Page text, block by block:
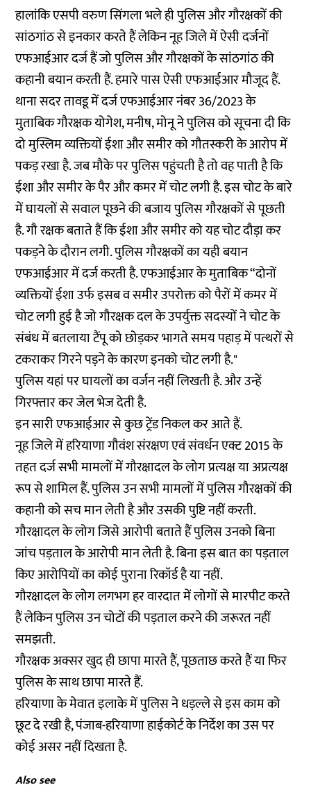
हालांकि एसपी वरुण सिंगला भले ही पुलिस और गौरक्षकों की
सांठगांठ से इनकार करते हैं लेकिन नूह जिले में ऐसी दर्जनों
एफआईआर दर्ज हैं जो पुलिस और गौरक्षकों के सांठगांठ की
कहानी बयान करती हैं. हमारे पास ऐसी एफआईआर मौजूद हैं.
थाना सदर तावडू में दर्ज एफआईआर नंबर 36/2023 के
मुताबिक गौरक्षक योगेश, मनीष, मोनू ने पुलिस को सूचना दी कि
दो मुस्लिम व्यक्तियों ईशा और समीर को गौतस्करी के आरोप में
पकड़ रखा है. जब मौके पर पुलिस पहुंचती है तो वह पाती है कि
ईशा और समीर के पैर और कमर में चोट लगी है. इस चोट के बारे
में घायलों से सवाल पूछने की बजाय पुलिस गौरक्षकों से पूछती
है. गौ रक्षक बताते हैं कि ईशा और समीर को यह चोट दौड़ा कर
पकड़ने के दौरान लगी. पुलिस गौरक्षकों का यही बयान
एफआईआर में दर्ज करती है. एफआईआर के मुताबिक “दोनों
व्यक्तियों ईशा उर्फ इसब व समीर उपरोक्त को पैरों में कमर में
चोट लगी हुई है जो गौरक्षक दल के उपर्युक्त सदस्यों ने चोट के
संबंध में बतलाया टैंपू को छोड़कर भागते समय पहाड़ में पत्थरों से
टकराकर गिरने पड़ने के कारण इनको चोट लगी है."
पुलिस यहां पर घायलों का वर्जन नहीं लिखती है. और उन्हें
गिरफ्तार कर जेल भेज देती है.
इन सारी एफआईआर से कुछ ट्रेंड निकल कर आते हैं.
नूह जिले में हरियाणा गौवंश संरक्षण एवं संवर्धन एक्ट 2015 के
तहत दर्ज सभी मामलों में गौरक्षादल के लोग प्रत्यक्ष या अप्रत्यक्ष
रूप से शामिल हैं. पुलिस उन सभी मामलों में पुलिस गौरक्षकों की
कहानी को सच मान लेती है और उसकी पुष्टि नहीं करती.
गौरक्षादल के लोग जिसे आरोपी बताते हैं पुलिस उनको बिना
जांच पड़ताल के आरोपी मान लेती है. बिना इस बात का पड़ताल
किए आरोपियों का कोई पुराना रिकॉर्ड है या नहीं.
गौरक्षादल के लोग लगभग हर वारदात में लोगों से मारपीट करते
हैं लेकिन पुलिस उन चोटों की पड़ताल करने की जरूरत नहीं
समझती.
गौरक्षक अक्सर खुद ही छापा मारते हैं, पूछताछ करते हैं या फिर
पुलिस के साथ छापा मारते हैं.
हरियाणा के मेवात इलाके में पुलिस ने धड़ल्ले से इस काम को
छूट दे रखी है, पंजाब-हरियाणा हाईकोर्ट के निर्देश का उस पर
कोई असर नहीं दिखता है.
Also see